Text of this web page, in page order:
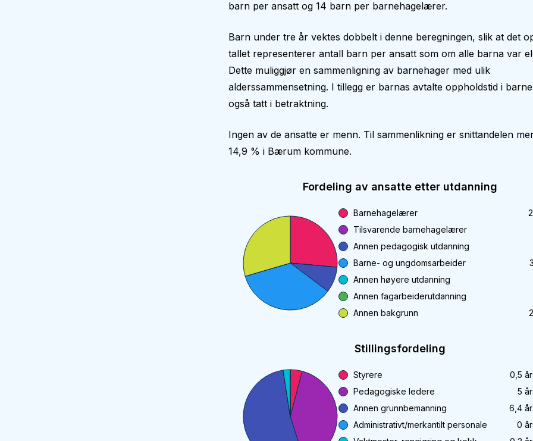
barn per ansatt og 14 barn per barnehagelærer.
Barn under tre år vektes dobbelt i denne beregningen, slik at det
tallet representerer antall barn per ansatt som om alle barna var
Dette muliggjør en sammenligning av barnehager med ulik
alderssammensetning. I tillegg er barnas avtalte oppholdstid i
også tatt i betraktning.
Ingen av de ansatte er menn. Til sammenlikning er snittandelen
14,9 % i Bærum kommune.
Fordeling av ansatte etter utdanning
Barnehagelærer
Tilsvarende barnehagelærer
Annen pedagogisk utdanning
Barne- og ungdomsarbeider
Annen høyere utdanning
Annen fagarbeiderutdanning
Annen bakgrunn
Stillingsfordeling
Styrere 0,5
Pedagogiske ledere
5
Annen grunnbemanning
6,4
Administrativt/merkantilt personale
0